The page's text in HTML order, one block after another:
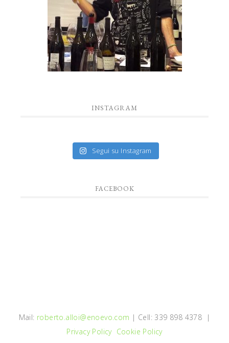
INSTAGRAM
Segui su Instagram
FACEBOOK
Mail: roberto.alloi@enoevo.com | Cell: 339 898 4378 |
Privacy Policy Cookie Policy